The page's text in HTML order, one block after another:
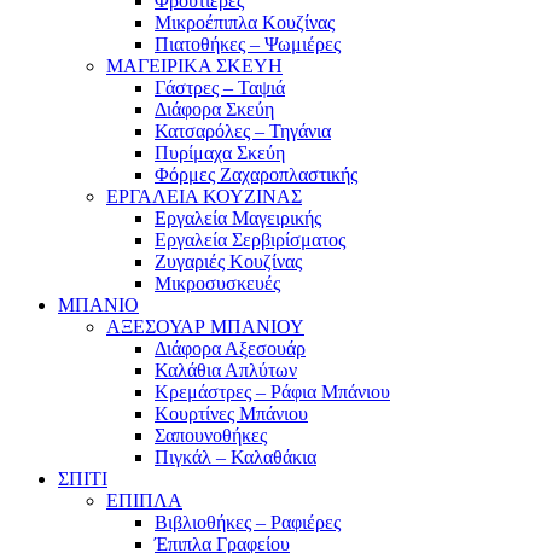
Μικροέπιπλα Κουζίνας
Πιατοθήκες – Ψωμιέρες
ΜΑΓΕΙΡΙΚΑ ΣΚΕΥΗ
Γάστρες – Ταψιά
Διάφορα Σκεύη
Κατσαρόλες – Τηγάνια
Πυρίμαχα Σκεύη
Φόρμες Ζαχαροπλαστικής
ΕΡΓΑΛΕΙΑ ΚΟΥΖΙΝΑΣ
Εργαλεία Μαγειρικής
Εργαλεία Σερβιρίσματος
Ζυγαριές Κουζίνας
Μικροσυσκευές
ΜΠΑΝΙΟ
ΑΞΕΣΟΥΑΡ ΜΠΑΝΙΟΥ
Διάφορα Αξεσουάρ
Καλάθια Απλύτων
Κρεμάστρες – Ράφια Μπάνιου
Κουρτίνες Μπάνιου
Σαπουνοθήκες
Πιγκάλ – Καλαθάκια
ΣΠΙΤΙ
ΕΠΙΠΛΑ
Βιβλιοθήκες – Ραφιέρες
Έπιπλα Γραφείου